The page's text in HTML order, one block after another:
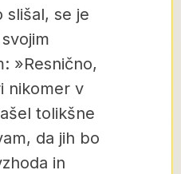
slišal, se je
»Resnično,
nikomer v
tolikšne
da jih bo
in